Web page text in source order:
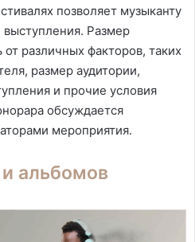
позволяет музыканту
выступления. Размер
различных факторов, таких
размер аудитории,
и прочие условия
обсуждается
мероприятия.
альбомов